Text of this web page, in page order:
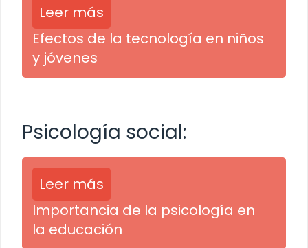
Leer más
Efectos de la tecnología en niños
y jóvenes
Psicología social:
Leer más
Importancia de la psicología en
la educación